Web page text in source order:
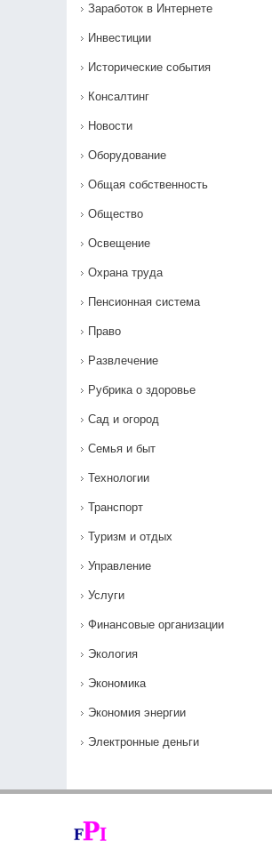
Заработок в Интернете
Инвестиции
Исторические события
Консалтинг
Новости
Оборудование
Общая собственность
Общество
Освещение
Охрана труда
Пенсионная система
Право
Развлечение
Рубрика о здоровье
Сад и огород
Семья и быт
Технологии
Транспорт
Туризм и отдых
Управление
Услуги
Финансовые организации
Экология
Экономика
Экономия энергии
Электронные деньги